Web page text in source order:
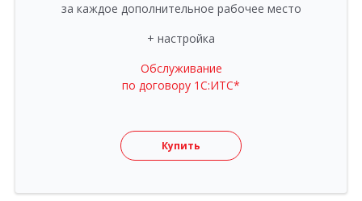
за каждое дополнительное рабочее место
+ настройка
Обслуживание
по договору 1С:ИТС*
Купить